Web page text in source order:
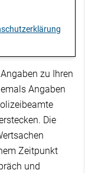
zu Ihren
Angaben
Die
Zeitpunkt
und